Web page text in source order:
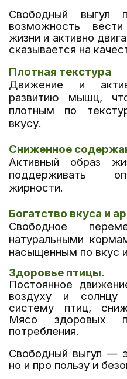
Свободный выгул
возможность
жизни и активно
сказывается на
Плотная текстура
Движение и
развитию мышц,
плотным по
вкусу.
Сниженное
Активный образ
поддерживать
жирности.
Богатство вкуса и
Свободное
натуральными
насыщенным по вкус
Здоровье птицы.
Постоянное
воздуху и солнцу
систему птиц,
Мясо здоровых
потребления.
Свободный выгул —
но и про пользу и